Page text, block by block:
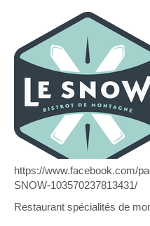
https://www.facebook.com/
SNOW-103570237813431/
Restaurant spécialités de